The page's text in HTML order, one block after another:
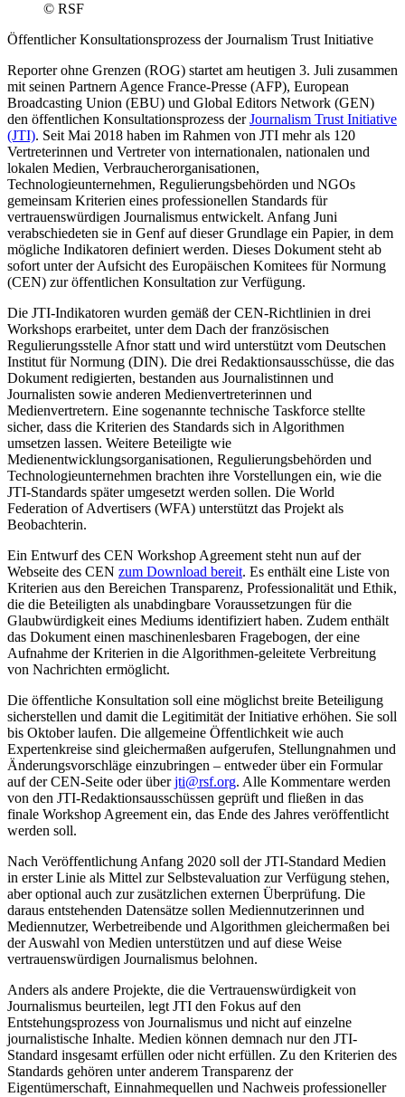
© RSF
Öffentlicher Konsultationsprozess der Journalism Trust Initiative
Reporter ohne Grenzen (ROG) startet am heutigen 3. Juli zusammen
mit seinen Partnern Agence France-Presse (AFP), European
Broadcasting Union (EBU) und Global Editors Network (GEN)
den öffentlichen Konsultationsprozess derJournalism Trust Initiative
(JTI). Seit Mai 2018 haben im Rahmen von JTI mehr als 120
Vertreterinnen und Vertreter von internationalen, nationalen und
lokalen Medien, Verbraucherorganisationen,
Technologieunternehmen, Regulierungsbehörden und NGOs
gemeinsam Kriterien eines professionellen Standards für
vertrauenswürdigen Journalismus entwickelt. Anfang Juni
verabschiedeten sie in Genf auf dieser Grundlage ein Papier, in dem
mögliche Indikatoren definiert werden. Dieses Dokument steht ab
sofort unter der Aufsicht des Europäischen Komitees für Normung
(CEN) zur öffentlichen Konsultation zur Verfügung.
Die JTI-Indikatoren wurden gemäß der CEN-Richtlinien in drei
Workshops erarbeitet, unter dem Dach der französischen
Regulierungsstelle Afnor statt und wird unterstützt vom Deutschen
Institut für Normung (DIN). Die drei Redaktionsausschüsse, die das
Dokument redigierten, bestanden aus Journalistinnen und
Journalisten sowie anderen Medienvertreterinnen und
Medienvertretern. Eine sogenannte technische Taskforce stellte
sicher, dass die Kriterien des Standards sich in Algorithmen
umsetzen lassen. Weitere Beteiligte wie
Medienentwicklungsorganisationen, Regulierungsbehörden und
Technologieunternehmen brachten ihre Vorstellungen ein, wie die
JTI-Standards später umgesetzt werden sollen. Die World
Federation of Advertisers (WFA) unterstützt das Projekt als
Beobachterin.
Ein Entwurf des CEN Workshop Agreement steht nun auf der
Webseite des CEN zum Download bereit. Es enthält eine Liste von
Kriterien aus den Bereichen Transparenz, Professionalität und Ethik,
die die Beteiligten als unabdingbare Voraussetzungen für die
Glaubwürdigkeit eines Mediums identifiziert haben. Zudem enthält
das Dokument einen maschinenlesbaren Fragebogen, der eine
Aufnahme der Kriterien in die Algorithmen-geleitete Verbreitung
von Nachrichten ermöglicht.
Die öffentliche Konsultation soll eine möglichst breite Beteiligung
sicherstellen und damit die Legitimität der Initiative erhöhen. Sie soll
bis Oktober laufen. Die allgemeine Öffentlichkeit wie auch
Expertenkreise sind gleichermaßen aufgerufen, Stellungnahmen und
Änderungsvorschläge einzubringen – entweder über ein Formular
auf der CEN-Seite oder überjti@rsf.org. Alle Kommentare werden
von den JTI-Redaktionsausschüssen geprüft und fließen in das
finale Workshop Agreement ein, das Ende des Jahres veröffentlicht
werden soll.
Nach Veröffentlichung Anfang 2020 soll der JTI-Standard Medien
in erster Linie als Mittel zur Selbstevaluation zur Verfügung stehen,
aber optional auch zur zusätzlichen externen Überprüfung. Die
daraus entstehenden Datensätze sollen Mediennutzerinnen und
Mediennutzer, Werbetreibende und Algorithmen gleichermaßen bei
der Auswahl von Medien unterstützen und auf diese Weise
vertrauenswürdigen Journalismus belohnen.
Anders als andere Projekte, die die Vertrauenswürdigkeit von
Journalismus beurteilen, legt JTI den Fokus auf den
Entstehungsprozess von Journalismus und nicht auf einzelne
journalistische Inhalte. Medien können demnach nur den JTI-
Standard insgesamt erfüllen oder nicht erfüllen. Zu den Kriterien des
Standards gehören unter anderem Transparenz der
Eigentümerschaft, Einnahmequellen und Nachweis professioneller